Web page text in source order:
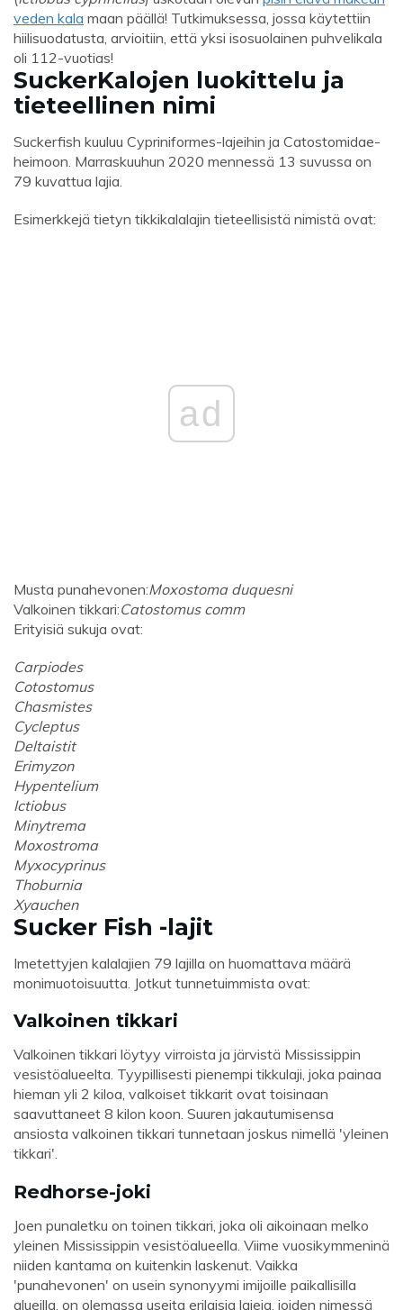
veden kala maan päällä! Tutkimuksessa, jossa käytettiin
hiilisuodatusta, arvioitiin, että yksi isosuolainen puhvelikala
oli 112-vuotias!
SuckerKalojen luokittelu ja
tieteellinen nimi
Suckerfish kuuluu Cypriniformes-lajeihin ja Catostomidae-
heimoon. Marraskuuhun 2020 mennessä 13 suvussa on
79 kuvattua lajia.
Esimerkkejä tietyn tikkikalalajin tieteellisistä nimistä ovat:
ad
Musta punahevonen:Moxostoma duquesni
Valkoinen tikkari:Catostomus comm
Erityisiä sukuja ovat:
Carpiodes
Cotostomus
Chasmistes
Cycleptus
Deltaistit
Erimyzon
Hypentelium
Ictiobus
Minytrema
Moxostroma
Myxocyprinus
Thoburnia
Xyauchen
Sucker Fish -lajit
Imetettyjen kalalajien 79 lajilla on huomattava määrä
monimuotoisuutta. Jotkut tunnetuimmista ovat:
Valkoinen tikkari
Valkoinen tikkari löytyy virroista ja järvistä Mississippin
vesistöalueelta. Tyypillisesti pienempi tikkulaji, joka painaa
hieman yli 2 kiloa, valkoiset tikkarit ovat toisinaan
saavuttaneet 8 kilon koon. Suuren jakautumisensa
ansiosta valkoinen tikkari tunnetaan joskus nimellä 'yleinen
tikkari'.
Redhorse-joki
Joen punaletku on toinen tikkari, joka oli aikoinaan melko
yleinen Mississippin vesistöalueella. Viime vuosikymmeninä
niiden kantama on kuitenkin laskenut. Vaikka
'punahevonen' on usein synonyymi imijoille paikallisilla
alueilla, on olemassa useita erilaisia ​​lajeja, joiden nimessä